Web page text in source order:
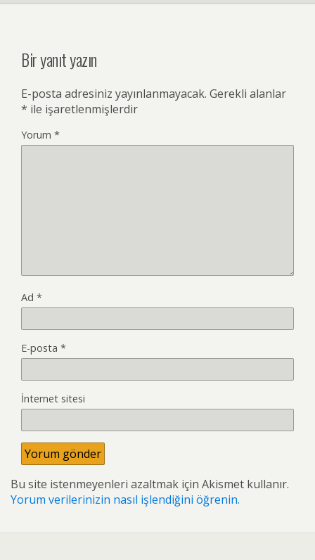
Bir yanıt yazın
E-posta adresiniz yayınlanmayacak. Gerekli alanlar
* ile işaretlenmişlerdir
Yorum *
Ad *
E-posta *
İnternet sitesi
Bu site istenmeyenleri azaltmak için Akismet kullanır.
Yorum verilerinizin nasıl işlendiğini öğrenin.